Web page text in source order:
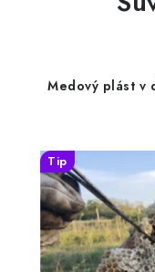
Medový plást v
Tip